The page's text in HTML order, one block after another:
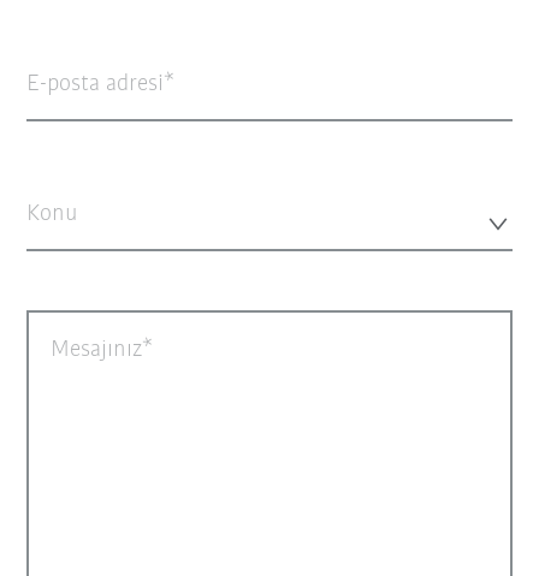
E-posta adresi
Konu
Mesajınız